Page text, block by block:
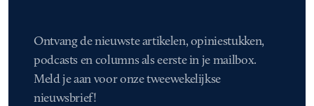
Ontvang de nieuwste artikelen, opiniestukken,
podcasts en columns als eerste in je mailbox.
Meld je aan voor onze tweewekelijkse
nieuwsbrief!